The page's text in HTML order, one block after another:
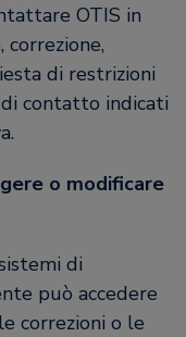
OTIS in
correzione,
di restrizioni
contatto indicati
o modificare
di
può accedere
correzioni o le